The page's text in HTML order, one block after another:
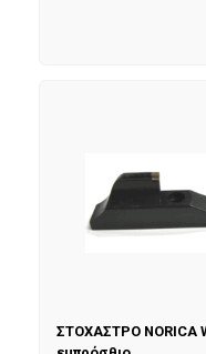
ΣΤΟΧΑΣΤΡΟ NORICA